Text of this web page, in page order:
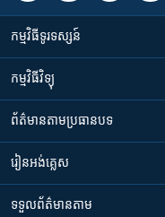
កម្មវិធី​ទូរទស្សន៍
កម្មវិធី​វិទ្យុ
ព័ត៌មាន​តាមប្រធានបទ​
រៀន​​អង់គ្លេស
ទទួល​ព័ត៌មាន​តាម